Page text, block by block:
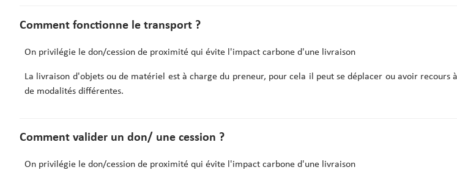
Comment fonctionne le transport ?
On privilégie le don/cession de proximité qui évite l'impact carbone d'une livraison
La livraison d'objets ou de matériel est à charge du preneur, pour cela il peut se déplacer ou avoir
de modalités différentes.
Comment valider un don/ une cession ?
On privilégie le don/cession de proximité qui évite l'impact carbone d'une livraison